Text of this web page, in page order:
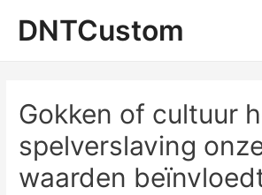
contentDNTCustom
Gokken of cultuur
spelverslaving
waarden